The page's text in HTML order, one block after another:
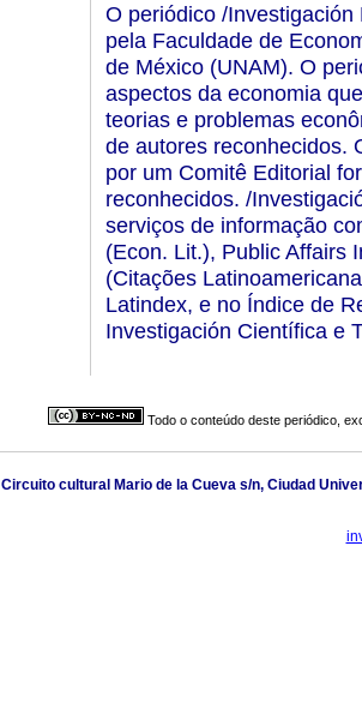
O periódico /
pela Faculdade de
de México (UNAM). O
aspectos da economia
teorias e problemas
de autores reconhecidos.
por um Comitê Editorial
reconhecidos. /
serviços de informação
(Econ. Lit.), Public Affairs
(Citações
Latindex, e no Índice de
Investigación Científica e
Todo o conteúdo deste periódico,
Circuito cultural Mario de la Cueva s/n, Ciudad